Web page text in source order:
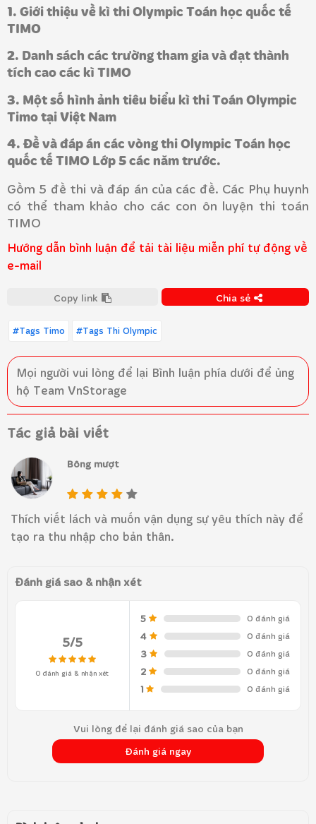
1. Giới thiệu về kì thi Olympic Toán học quốc tế
TIMO
2. Danh sách các trường tham gia và đạt thành
tích cao các kì TIMO
3. Một số hình ảnh tiêu biểu kì thi Toán Olympic
Timo tại Việt Nam
4. Đề và đáp án các vòng thi Olympic Toán học
quốc tế TIMO Lớp 5 các năm trước.
Gồm 5 đề thi và đáp án của các đề. Các Phụ huynh
có thể tham khảo cho các con ôn luyện thi toán
TIMO
Hướng dẫn bình luận để tải tài liệu miễn phí tự động về
e-mail
Copy link Chia sẻ
#Tags Timo #Tags Thi Olympic
Mọi người vui lòng để lại Bình luận phía dưới để ủng
hộ Team VnStorage
Tác giả bài viết
Bông mượt
Thích viết lách và muốn vận dụng sự yêu thích này để
tạo ra thu nhập cho bản thân.
Đánh giá sao & nhận xét
5/5
0 đánh giá & nhận xét
5 0 đánh giá
4 0 đánh giá
3 0 đánh giá
2 0 đánh giá
1 0 đánh giá
Vui lòng để lại đánh giá sao của bạn
Đánh giá ngay